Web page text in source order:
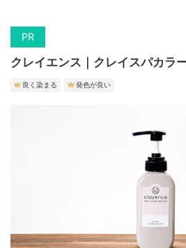
クレイエンス｜クレイスパカラ
良く染まる 発色が良い